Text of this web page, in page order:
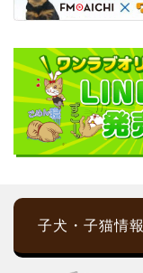
子犬・子猫情報